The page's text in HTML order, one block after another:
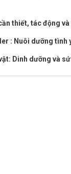
thiết, tác động
: Nuôi dưỡng
Dinh dưỡng và